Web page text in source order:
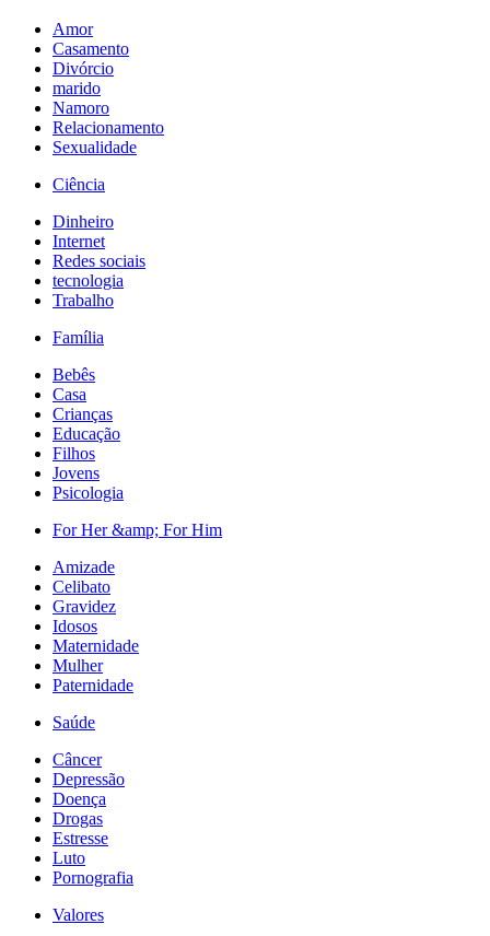
Amor
Casamento
Divórcio
marido
Namoro
Relacionamento
Sexualidade
Ciência
Dinheiro
Internet
Redes sociais
tecnologia
Trabalho
Família
Bebês
Casa
Crianças
Educação
Filhos
Jovens
Psicologia
For Her &amp; For Him
Amizade
Celibato
Gravidez
Idosos
Maternidade
Mulher
Paternidade
Saúde
Câncer
Depressão
Doença
Drogas
Estresse
Luto
Pornografia
Valores